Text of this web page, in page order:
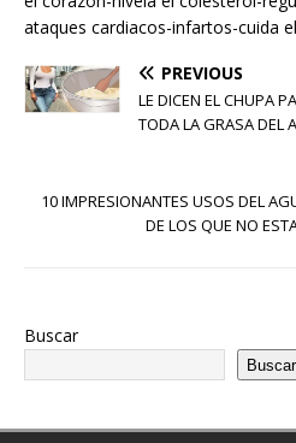
ataques cardiacos-infartos-cuida
PREVIOUS
LE DICEN EL CHUPA
TODA LA GRASA DEL
10 IMPRESIONANTES USOS DEL
DE LOS QUE NO
Buscar
Buscar